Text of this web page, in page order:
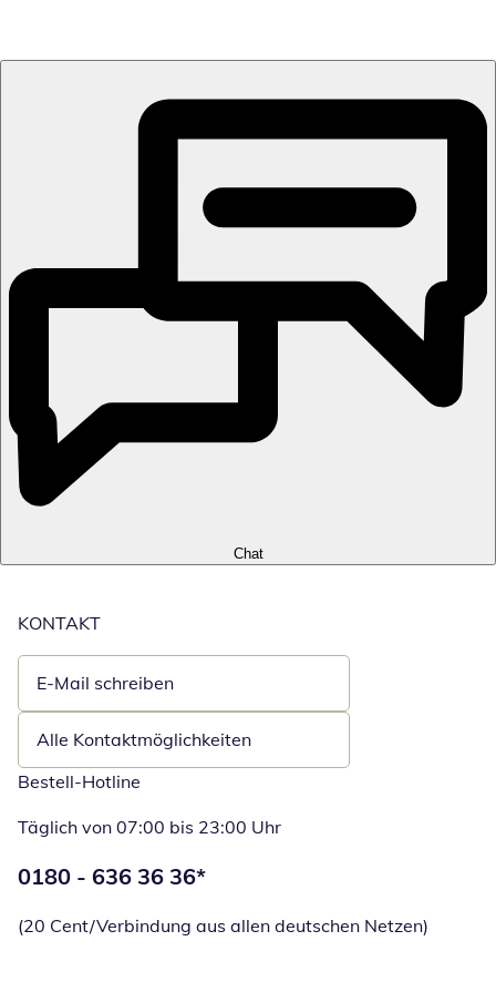
Chat
KONTAKT
E-Mail schreiben
Öffnet E-Mail-Client
Alle Kontaktmöglichkeiten
Bestell-Hotline
Täglich von 07:00 bis 23:00 Uhr
Telefonnummer:
0180 - 636 36 36*
(20 Cent/Verbindung aus allen deutschen Netzen)